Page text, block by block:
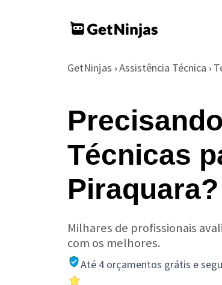
GetNinjas › Assistência Técnica ›
Técnicas
Piraquara?
Milhares de profissionais
com os melhores.
Até 4 orçamentos grátis e